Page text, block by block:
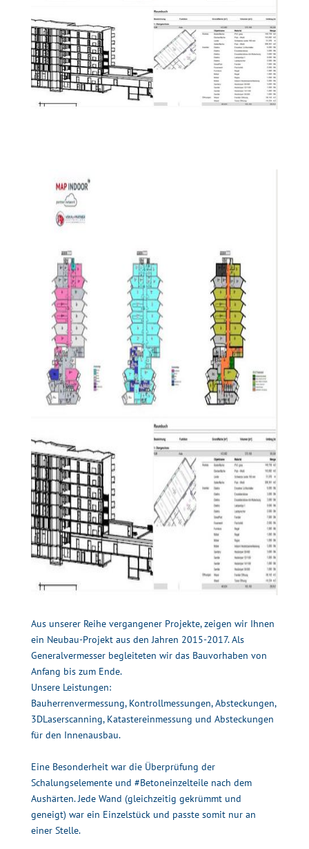
Aus unserer Reihe vergangener Projekte, zeigen wir Ihnen
ein Neubau-Projekt aus den Jahren 2015-2017. Als
Generalvermesserbegleiteten wir das Bauvorhaben von
Anfang bis zum Ende.
Unsere Leistungen:
Bauherrenvermessung, Kontrollmessungen,Absteckungen,
3DLaserscanning, Katastereinmessung und Absteckungen
für den Innenausbau.
Eine Besonderheit war die Überprüfung der
Schalungselementeund #Betoneinzelteilenach dem
Aushärten. Jede Wand (gleichzeitig gekrümmt und
geneigt) war ein Einzelstück und passte somit nur an
einer Stelle.